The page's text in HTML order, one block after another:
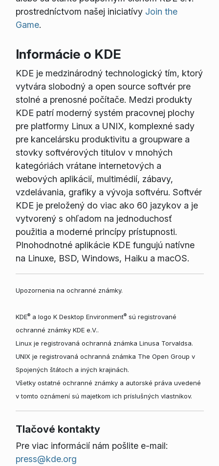
prostredníctvom našej iniciatívy Join the
Game.
Informácie o KDE
KDE je medzinárodný technologický tím, ktorý
vytvára slobodný a open source softvér pre
stolné a prenosné počítače. Medzi produkty
KDE patrí moderný systém pracovnej plochy
pre platformy Linux a UNIX, komplexné sady
pre kancelársku produktivitu a groupware a
stovky softvérových titulov v mnohých
kategóriách vrátane internetových a
webových aplikácií, multimédií, zábavy,
vzdelávania, grafiky a vývoja softvéru. Softvér
KDE je preložený do viac ako 60 jazykov a je
vytvorený s ohľadom na jednoduchosť
použitia a moderné princípy prístupnosti.
Plnohodnotné aplikácie KDE fungujú natívne
na Linuxe, BSD, Windows, Haiku a macOS.
Upozornenia na ochranné známky.
KDE®a logo K Desktop Environment®sú registrované
ochranné známky KDE e.V..
Linux je registrovaná ochranná známka Linusa Torvaldsa.
UNIX je registrovaná ochranná známka The Open Group v
Spojených štátoch a iných krajinách.
Všetky ostatné ochranné známky a autorské práva uvedené
v tomto oznámení sú majetkom ich príslušných vlastníkov.
Tlačové kontakty
Pre viac informácií nám pošlite e-mail:
press@kde.org